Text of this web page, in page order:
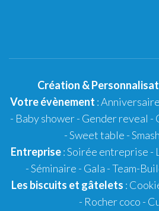
Création &
Votre évènement :Anniversaire
- Baby shower- Gender reveal -
-Sweet table -
Entreprise: Soirée entreprise -
- Séminaire - Gala - Team-
Les biscuits et gâtelets :
- Rocher coco -